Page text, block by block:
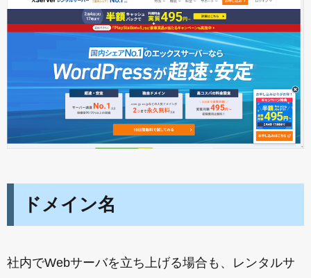
ドメイン名
社内でWebサーバを立ち上げる場合も、レンタルサ